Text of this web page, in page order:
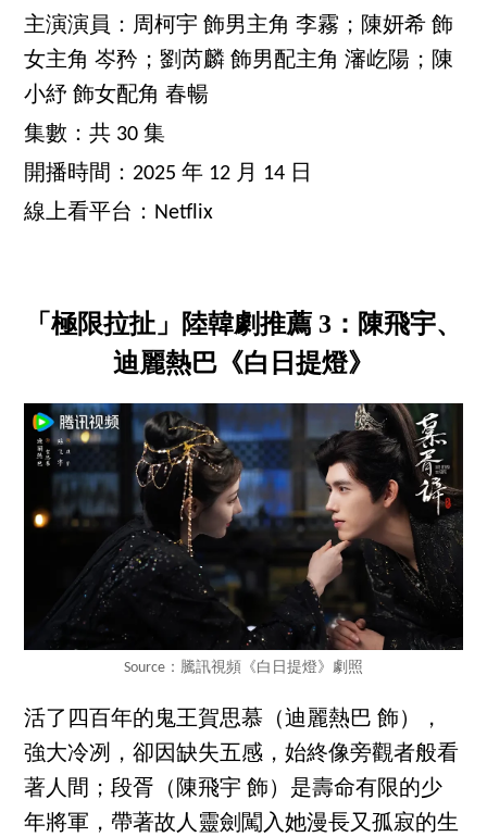
主演演員：周柯宇 飾男主角 李霧；陳妍希 飾
女主角 岑矜；劉芮麟 飾男配主角 瀋屹陽；陳
小紓 飾女配角 春暢
集數：共 30 集
開播時間：2025 年 12 月 14 日
線上看平台：Netflix
「極限拉扯」陸韓劇推薦 3：陳飛宇、
迪麗熱巴《白日提燈》
Source：騰訊視頻《白日提燈》劇照
活了四百年的鬼王賀思慕（迪麗熱巴 飾），
強大冷冽，卻因缺失五感，始終像旁觀者般看
著人間；段胥（陳飛宇 飾）是壽命有限的少
年將軍，帶著故人靈劍闖入她漫長又孤寂的生